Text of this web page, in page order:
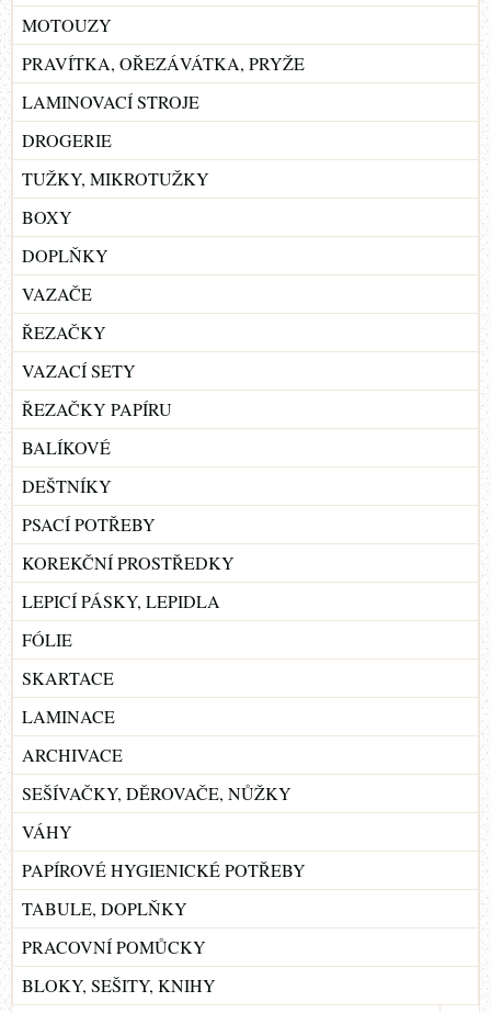
MOTOUZY
PRAVÍTKA, OŘEZÁVÁTKA, PRYŽE
LAMINOVACÍ STROJE
DROGERIE
TUŽKY, MIKROTUŽKY
BOXY
DOPLŇKY
VAZAČE
ŘEZAČKY
VAZACÍ SETY
ŘEZAČKY PAPÍRU
BALÍKOVÉ
DEŠTNÍKY
PSACÍ POTŘEBY
KOREKČNÍ PROSTŘEDKY
LEPICÍ PÁSKY, LEPIDLA
FÓLIE
SKARTACE
LAMINACE
ARCHIVACE
SEŠÍVAČKY, DĚROVAČE, NŮŽKY
VÁHY
PAPÍROVÉ HYGIENICKÉ POTŘEBY
TABULE, DOPLŇKY
PRACOVNÍ POMŮCKY
BLOKY, SEŠITY, KNIHY